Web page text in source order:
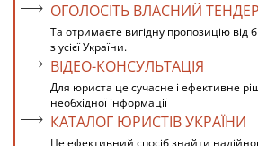
ОГОЛОСІТЬ ВЛАСНИЙ ТЕНДЕР
Та отримаєте вигідну пропозицію від
з усієї України.
ВІДЕО-КОНСУЛЬТАЦІЯ
Для юриста це сучасне і ефективне
необхідної інформації
КАТАЛОГ ЮРИСТІВ УКРАЇНИ
Це ефективний спосіб знайти